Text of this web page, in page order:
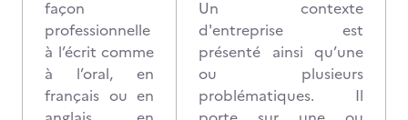
façon
professionnelle
à l’écrit comme
à l’oral, en
français ou en
Un contexte
d'entreprise est
présenté ainsi qu’une
ou plusieurs
problématiques. Il